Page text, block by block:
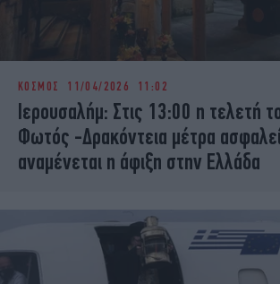
ΚΟΣΜΟΣ 11/04/2026 11:02
Ιερουσαλήμ: Στις 13:00 η τελετή
Φωτός -Δρακόντεια μέτρα
αναμένεται η άφιξη στην Ελλάδα